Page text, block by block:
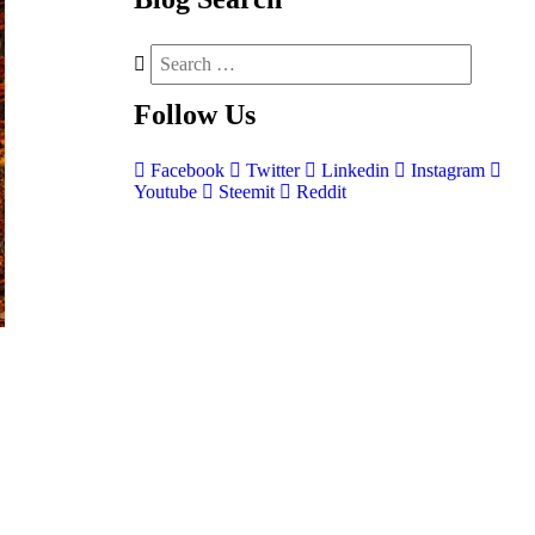
Follow Us
Facebook Twitter Linkedin
Instagram
Youtube
Steemit Reddit